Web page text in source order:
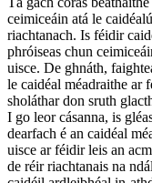
ceimiceáin atá le
riachtanach. Is féidir
phróiseas chun
uisce. De ghnáth,
le caidéal méadraithe ar
sholáthar don sruth
I go leor cásanna, is
dearfach é an caidéal
uisce ar féidir leis an
de réir riachtanais na